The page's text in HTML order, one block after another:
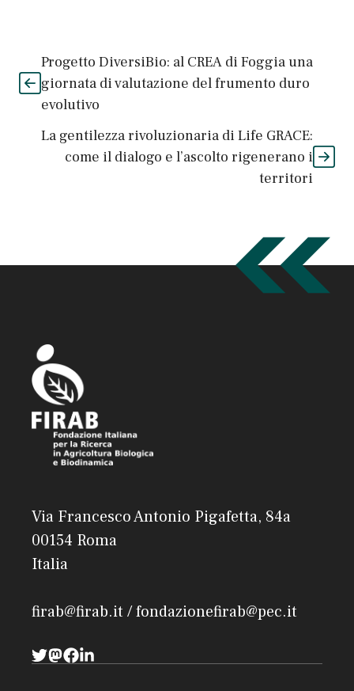
Progetto DiversiBio: al CREA di Foggia una
giornata di valutazione del frumento duro
evolutivo
La gentilezza rivoluzionaria di Life GRACE:
come il dialogo e l’ascolto rigenerano i
territori
Via Francesco Antonio Pigafetta, 84a
00154 Roma
Italia
firab@firab.it / fondazionefirab@pec.it